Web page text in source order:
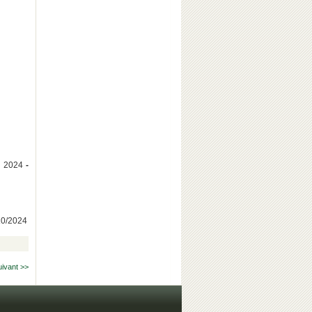
2024-
2024
>>